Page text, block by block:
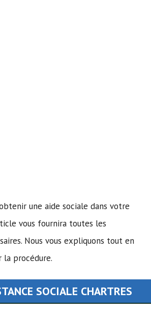
une aide sociale dans votre
vous fournira toutes les
Nous vous expliquons tout en
procédure.
SOCIALE CHARTRES